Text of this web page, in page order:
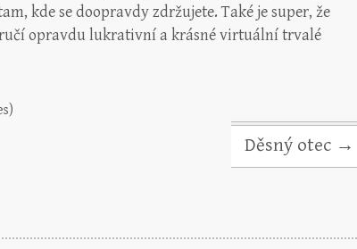
kde se doopravdy zdržujete. Také je super, že
opravdu lukrativní a krásné virtuální trvalé
Děsný otec →